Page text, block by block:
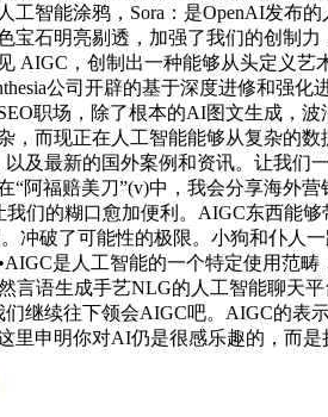
智能涂鸦，Sora：是OpenAI发布
宝石明亮剔透，加强了我们的创制
AIGC，创制出一种能够从头定义
公司开辟的基于深度进修和强
职场，除了根本的AI图文生成，
，而现正在人工智能能够从复杂的
及最新的国外案例和资讯。让我
阿福赔美刀”(v)中，我会分享海外
们的糊口愈加便利。AIGC东西能
冲破了可能性的极限。小狗和仆
是人工智能的一个特定使用范
言语生成手艺NLG的人工智能聊天
继续往下领会AIGC吧。AIGC的
申明你对AI仍是很感乐趣的，而